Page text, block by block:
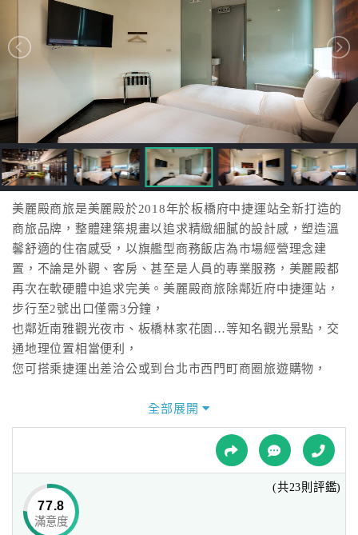
房
跟
飯
店
訂
房
HOT
特
色
民
宿
球
網
美麗殿商旅是美麗殿於2018年於板橋府中捷運站全新打造的
商旅品牌，整體建築規畫以追求精緻細膩的設計感，塑造溫
馨舒適的住宿感受，以旗艦型商務飯店為市場經營理念建
置，不論是外觀、客房、甚至是人員的專業服務，美麗殿都
再次在軟硬體中追求完美。美麗殿商旅除鄰近府中捷運站，
步行至2號出口僅需3分鐘，
也鄰近南雅觀光夜市、板橋林家花園…等知名觀光景點，交
通地理位置相當便利，
您可搭乘捷運出差洽公或到台北市西門町商圈旅遊購物，
這一次美麗殿帶著集團全新口號-「心的態度」來呈現旗下所
有品牌的專業。對於美麗殿而言，用心、細心、貼心、關心
的態度，就是我們面對客人的全部。不論硬體、軟體甚至是
人員的專業服務，我們皆用最高標準要求自己。在這繁忙的
都市裡，塑造出一個不論在任何細節中皆能有讓您感受到溫
馨與舒適的一次旅程。
全部展開
77.8
滿意度
(共23則評鑑)